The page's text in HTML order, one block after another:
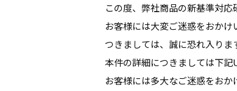
この度、弊社商品の新基準対
お客様には大変ご迷惑をおか
つきましては、誠に恐れ入りま
本件の詳細につきましては下記
お客様には多大なご迷惑をお